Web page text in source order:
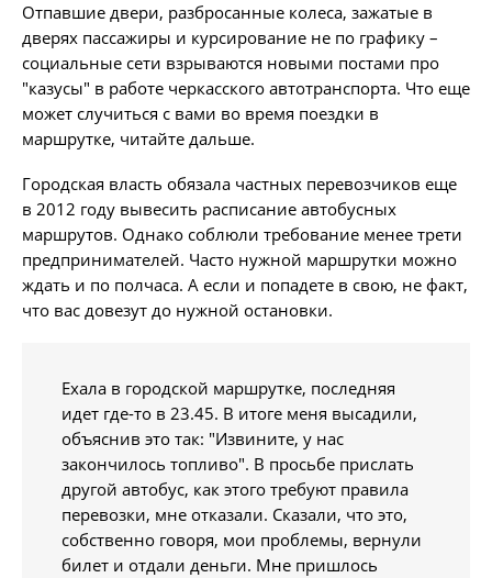
Отпавшие двери, разбросанные колеса, зажатые в
дверях пассажиры и курсирование не по графику –
социальные сети взрываются новыми постами про
"казусы" в работе черкасского автотранспорта. Что еще
может случиться с вами во время поездки в
маршрутке, читайте дальше.
Городская власть обязала частных перевозчиков еще
в 2012 году вывесить расписание автобусных
маршрутов. Однако соблюли требование менее трети
предпринимателей. Часто нужной маршрутки можно
ждать и по полчаса. А если и попадете в свою, не факт,
что вас довезут до нужной остановки.
Ехала в городской маршрутке, последняя
идет где-то в 23.45. В итоге меня высадили,
объяснив это так: "Извините, у нас
закончилось топливо". В просьбе прислать
другой автобус, как этого требуют правила
перевозки, мне отказали. Сказали, что это,
собственно говоря, мои проблемы, вернули
билет и отдали деньги. Мне пришлось